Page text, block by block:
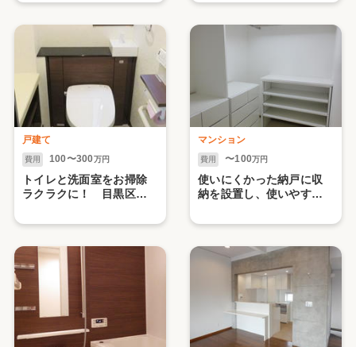
戸建て
費用 100〜300万円
トイレと洗面室をお掃除
ラクラクに！ 目黒区Ｕ
マンション
費用 〜100万円
使いにくかった納戸に収
納を設置し、使いやすい
トに 目黒区M様邸